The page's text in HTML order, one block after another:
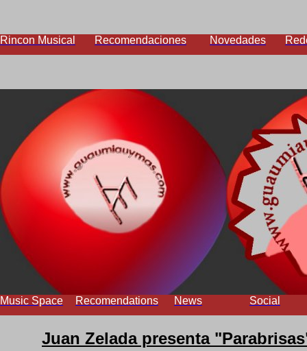
Rincon Musical Recomendaciones Novedades
Music Space Recomendations News Social
Juan Zelada presenta